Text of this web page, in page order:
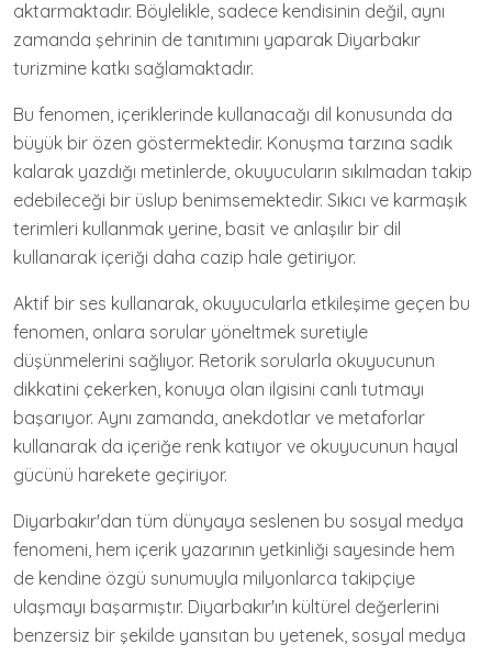
aktarmaktadır. Böylelikle, sadece kendisinin değil, aynı
zamanda şehrinin de tanıtımını yaparak Diyarbakır
turizmine katkı sağlamaktadır.
Bu fenomen, içeriklerinde kullanacağı dil konusunda da
büyük bir özen göstermektedir. Konuşma tarzına sadık
kalarak yazdığı metinlerde, okuyucuların sıkılmadan takip
edebileceği bir üslup benimsemektedir. Sıkıcı ve karmaşık
terimleri kullanmak yerine, basit ve anlaşılır bir dil
kullanarak içeriği daha cazip hale getiriyor.
Aktif bir ses kullanarak, okuyucularla etkileşime geçen bu
fenomen, onlara sorular yöneltmek suretiyle
düşünmelerini sağlıyor. Retorik sorularla okuyucunun
dikkatini çekerken, konuya olan ilgisini canlı tutmayı
başarıyor. Aynı zamanda, anekdotlar ve metaforlar
kullanarak da içeriğe renk katıyor ve okuyucunun hayal
gücünü harekete geçiriyor.
Diyarbakır'dan tüm dünyaya seslenen bu sosyal medya
fenomeni, hem içerik yazarının yetkinliği sayesinde hem
de kendine özgü sunumuyla milyonlarca takipçiye
ulaşmayı başarmıştır. Diyarbakır'ın kültürel değerlerini
benzersiz bir şekilde yansıtan bu yetenek, sosyal medya